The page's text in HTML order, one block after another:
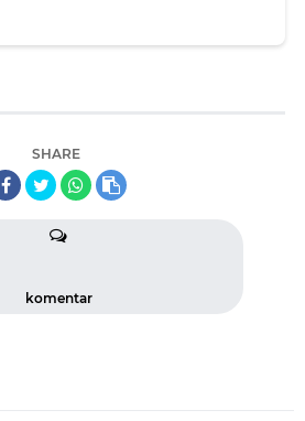
SHARE
komentar